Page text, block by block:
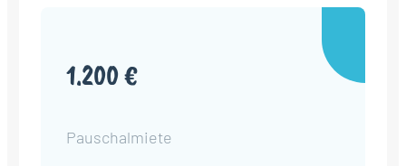
1.200 €
Pauschalmiete